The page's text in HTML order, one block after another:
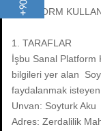
PLATFORM
1. TARAFLAR
İşbu Sanal Platform
bilgileri yer alan
faydalanmak isteyen
Unvan: Soyturk Aku
Adres: Zerdalilik